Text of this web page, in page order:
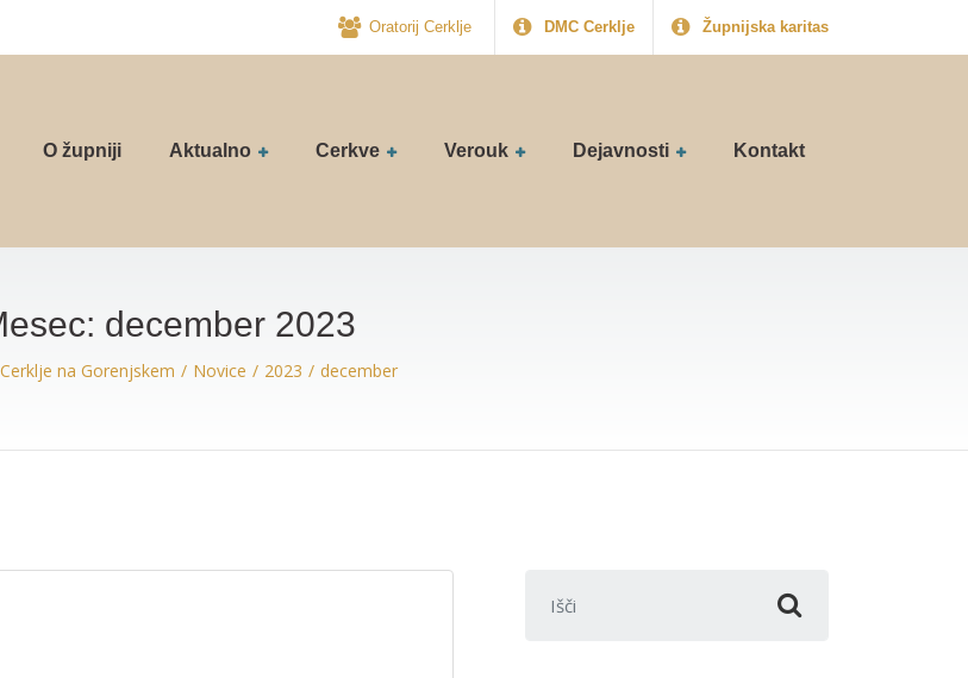
Oratorij Cerklje DMC Cerklje Župnijska karitas
O župniji Aktualno Cerkve Verouk Dejavnosti Kontakt
december 2023
na Gorenjskem Novice 2023 december